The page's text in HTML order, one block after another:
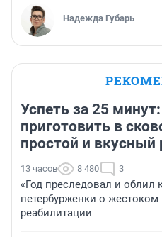
Надежда Губарь
Успеть за 25
приготовить в
простой и
13 часов 8 480 3
«Год преследовал и облил
петербурженки о
реабилитации